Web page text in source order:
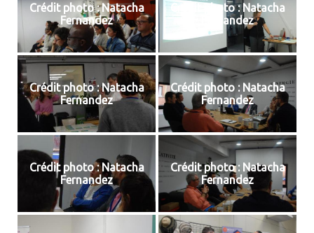
Crédit photo : Natacha
Fernandez
Crédit photo : Natacha
Fernandez
Crédit photo : Natacha
Fernandez
Crédit photo : Natacha
Fernandez
Crédit photo : Natacha
Fernandez
Crédit photo : Natacha
Fernandez